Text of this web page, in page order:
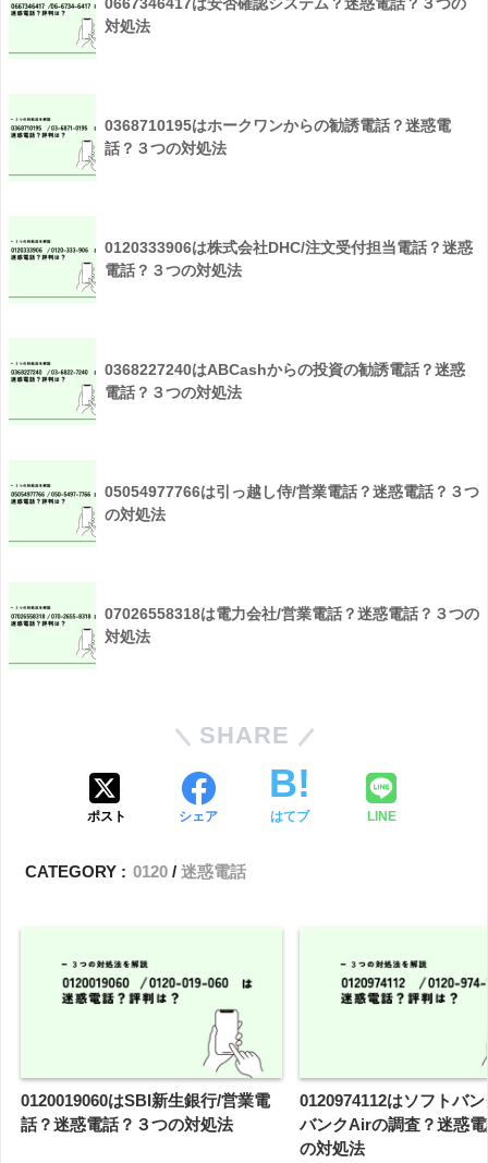
対処法
0368710195はホークワンからの勧誘電話？迷惑電
話？３つの対処法
0120333906は株式会社DHC/注文受付担当電話？迷惑
電話？３つの対処法
0368227240はABCashからの投資の勧誘電話？迷惑
電話？３つの対処法
05054977766は引っ越し侍/営業電話？迷惑電話？３つ
の対処法
07026558318は電力会社/営業電話？迷惑電話？３つの
対処法
SHARE
ポスト シェア はてブ LINE
CATEGORY : 0120 迷惑電話
0120019060はSBI新生銀行/営業電
話？迷惑電話？３つの対処法
0120974112はソフトバ
バンクAirの調査？迷惑
の対処法